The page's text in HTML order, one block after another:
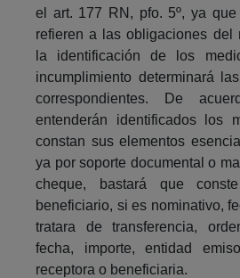
el art. 177 RN, pfo. 5º, ya
refieren a las obligaciones del
la identificación de los
incumplimiento determinará
correspondientes. De
entenderán identificados los
constan sus elementos
ya por soporte documental o
cheque, bastará que
beneficiario, si es nominativo,
tratara de transferencia,
fecha, importe, entidad
receptora o beneficiaria.